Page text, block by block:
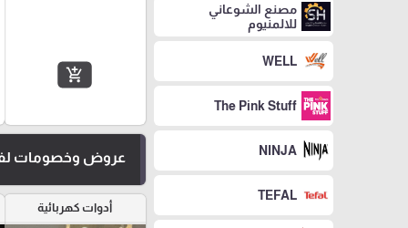
مصنع الشوعاني
للالمنيوم
WELL
The Pink Stuff
NINJA
TEFAL
add_shopping_cart
عروض وخصومات
أدوات كهربائية